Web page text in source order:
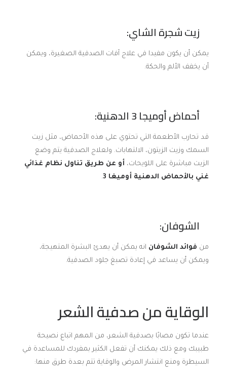
زيت شجرة الشاي:
يمكن أن يكون مفيدا في علاج آفات الصدفية الصغيرة، ويمكن
أن يخفف الألم والحكة.
أحماض أوميجا 3 الدهنية:
قد تحارب الأطعمة التي تحتوي على هذه الأحماض، مثل زيت
السمك وزيت الزيتون، الالتهابات. ولعلاج الصدفية يتم وضع
الزيت مباشرة على اللويحات، أو عن طريق تناول نظام غذائي
غني بالأحماض الدهنية أوميغا 3 .
الشوفان:
من فوائد الشوفان انه يمكن أن يهدئ البشرة المتهيجة،
ويمكن أن يساعد في إعادة تصبغ جلود الصدفية.
الوقاية من صدفية الشعر
عندما تكون مصابًا بصدفية الشعر، من المهم اتباع نصيحة
طبيبك ومع ذلك يمكنك أن تفعل الكثير بمفردك للمساعدة في
السيطرة ومنع انتشار المرض والوقاية تتم بعدة طرق منها: